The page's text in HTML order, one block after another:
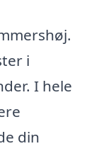
i
I hele
din